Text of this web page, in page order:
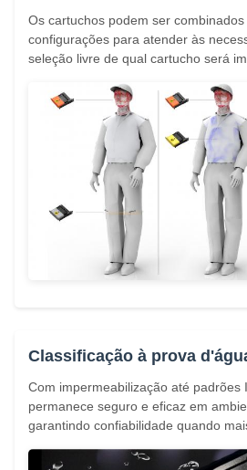
Os cartuchos podem ser
configurações para atender às
seleção livre de qual cartucho será
Classificação à prova
Com impermeabilização até padrões
permanece seguro e eficaz em
garantindo confiabilidade quando